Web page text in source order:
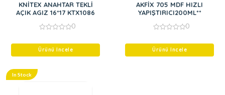
KNİTEX ANAHTAR TEKLİ
AÇIK AGIZ 16*17 KTX1086
of
0
Ürünü İncele
AKFİX 705 MDF HIZLI
YAPIŞTIRICI200ML**
of
0
Ürünü İncele
In Stock